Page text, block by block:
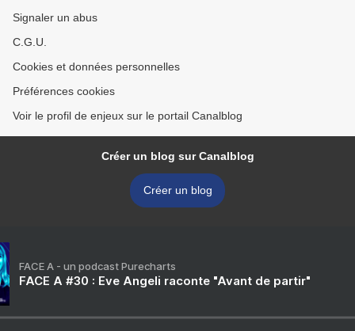
Signaler un abus
C.G.U.
Cookies et données personnelles
Préférences cookies
Voir le profil de enjeux sur le portail Canalblog
Créer un blog sur Canalblog
Créer un blog
FACE A - un podcast Purecharts
FACE A #30 : Eve Angeli raconte "Avant de partir"